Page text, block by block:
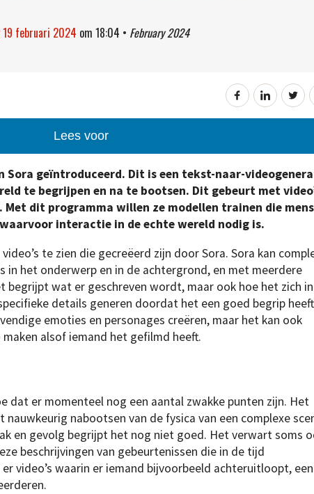
19 februari 2024 om 18:04 • February 2024
Lees voor
Sora geïntroduceerd. Dit is een tekst-naar-
te begrijpen en na te bootsen. Dit gebeurt met
dit programma willen ze modellen trainen die
interactie in de echte wereld nodig is.
video’s te zien die gecreëerd zijn door Sora. Sora kan
in het onderwerp en in de achtergrond, en met meerdere
begrijpt wat er geschreven wordt, maar ook hoe het zich
details generen doordat het een goed begrip heeft
emoties en personages creëren, maar het kan ook
alsof iemand het gefilmd heeft.
dat er momenteel nog een aantal zwakke punten zijn. Het
nabootsen van de fysica van een complexe
en gevolg begrijpt het nog niet goed. Het verwart soms
beschrijvingen van gebeurtenissen die in de tijd
video’s waarin er iemand bijvoorbeeld achteruitloopt, een